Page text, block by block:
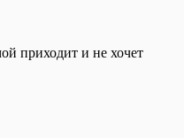
приходит и не хочет